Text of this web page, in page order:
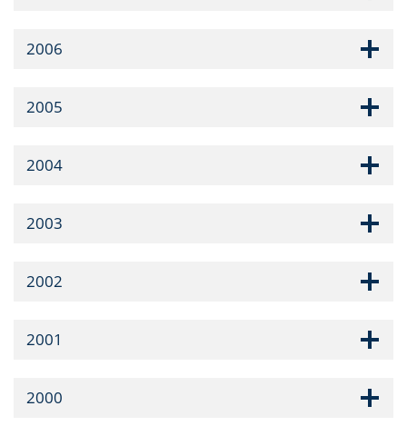
2006
2005
2004
2003
2002
2001
2000